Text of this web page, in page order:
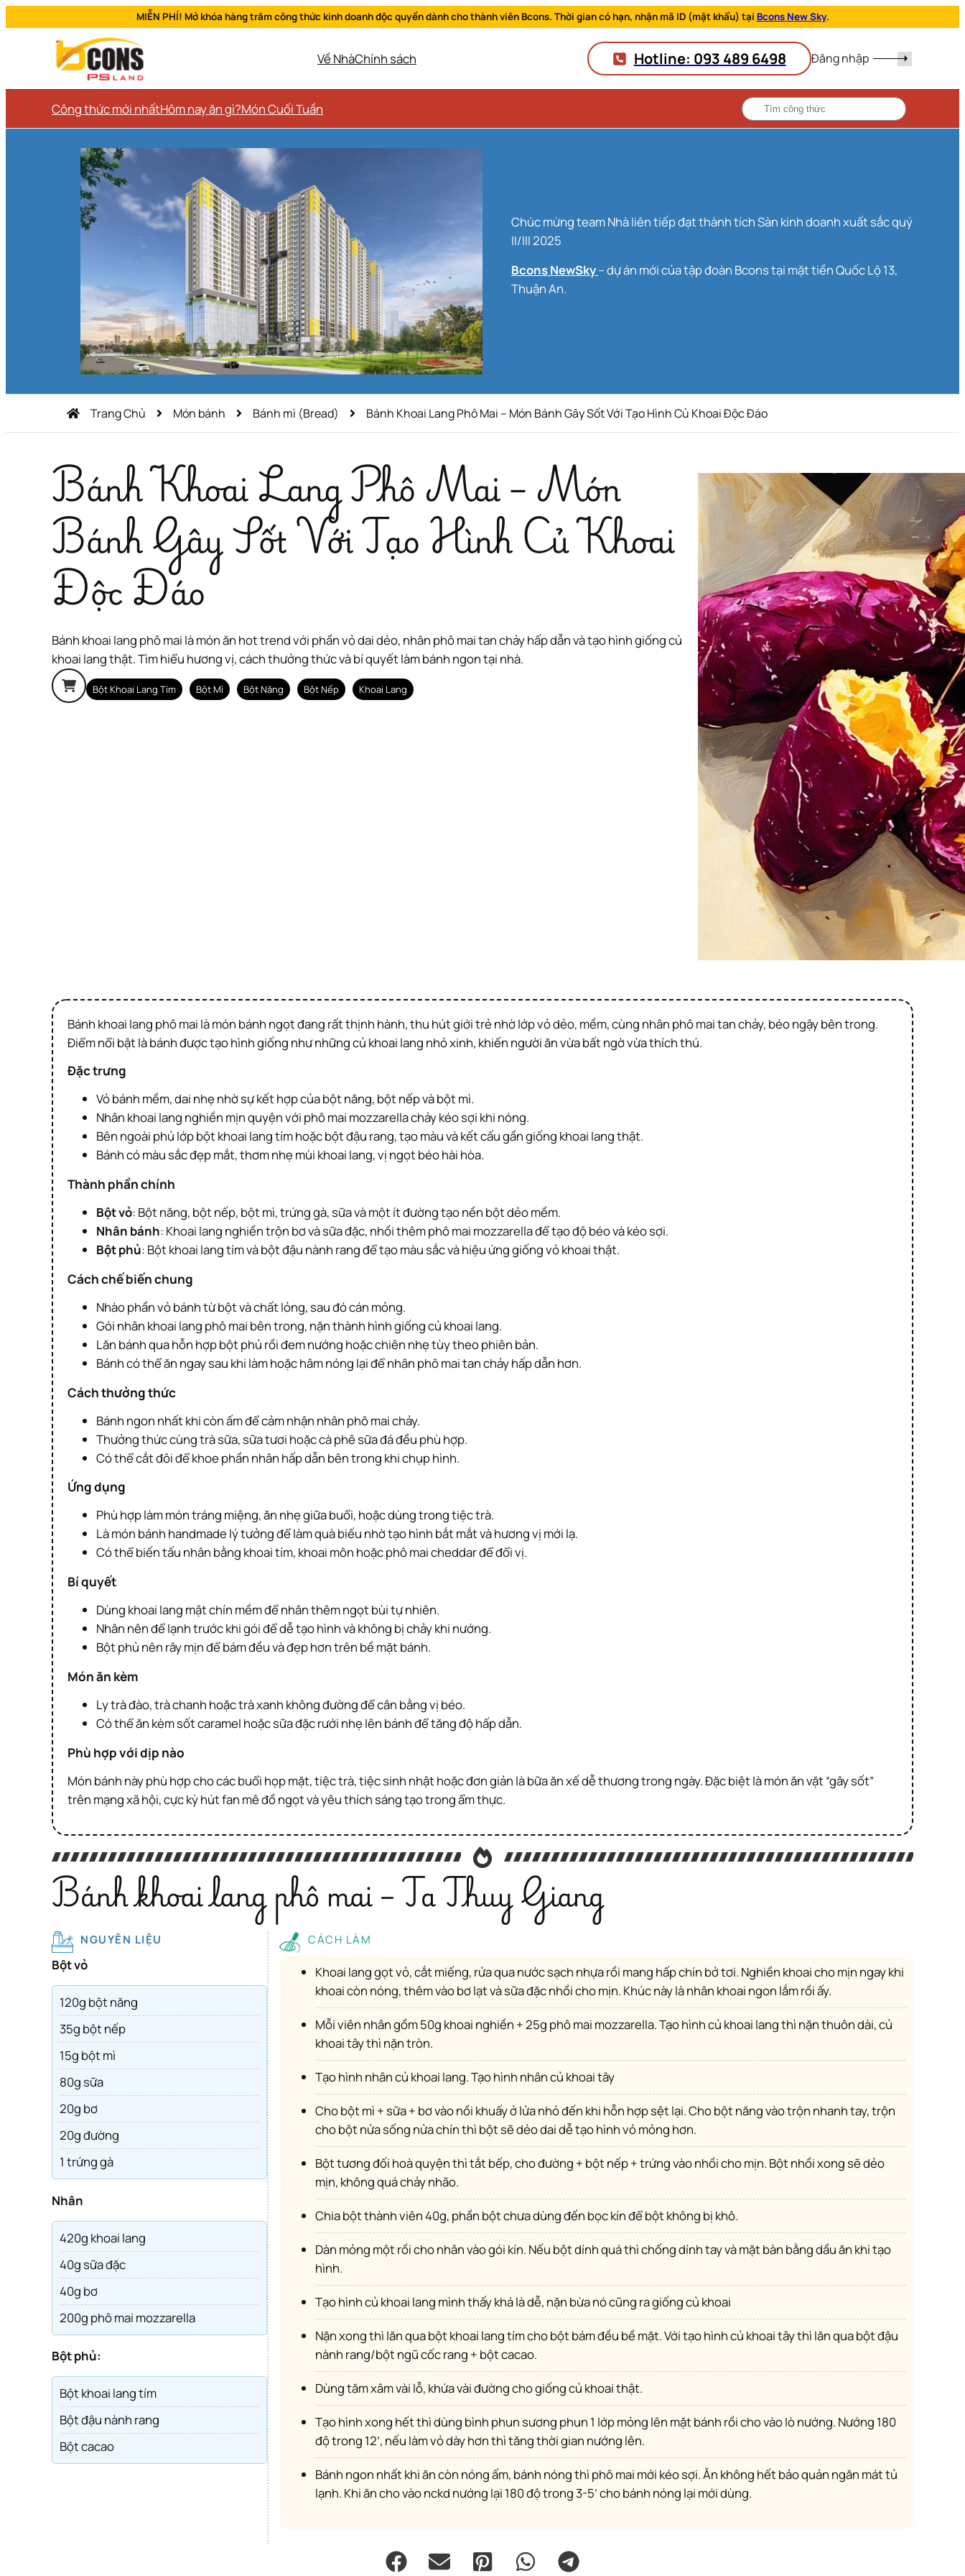
MIỄN PHÍ! Mở khóa hàng trăm công thức kinh doanh độc quyền dành cho thành viên Bcons. Thời gian có hạn, nhận mã ID (mật khẩu) tại Bcons New Sky.
Về NhàChính sách Hotline: 093 489 6498 Đăng nhập
Công thức mới nhấtHôm nay ăn gì?Món Cuối Tuần
Chúc mừng team Nhà liên tiếp đạt thành tích Sàn kinh doanh xuất sắc quý
II/III 2025
Bcons NewSky– dự án mới của tập đoàn Bcons tại mặt tiền Quốc Lộ 13,
Thuận An.
Trang Chủ Món bánh Bánh mì (Bread) Bánh Khoai Lang Phô Mai – Món Bánh Gây Sốt Với Tạo Hình Củ Khoai Độc Đáo
Bánh Khoai Lang Phô Mai – Món
Bánh Gây Sốt Với Tạo Hình Củ Khoai
Độc Đáo
Bánh khoai lang phô mai là món ăn hot trend với phần vỏ dai dẻo, nhân phô mai tan chảy hấp dẫn và tạo hình giống củ
khoai lang thật. Tìm hiểu hương vị, cách thưởng thức và bí quyết làm bánh ngon tại nhà.
Bột Khoai Lang Tím Bột Mì Bột Năng Bột Nếp Khoai Lang
Bánh khoai lang phô mai là món bánh ngọt đang rất thịnh hành, thu hút giới trẻ nhờ lớp vỏ dẻo, mềm, cùng nhân phô mai tan chảy, béo ngậy bên trong.
Điểm nổi bật là bánh được tạo hình giống như những củ khoai lang nhỏ xinh, khiến người ăn vừa bất ngờ vừa thích thú.
Đặc trưng
Vỏ bánh mềm, dai nhẹ nhờ sự kết hợp của bột năng, bột nếp và bột mì.
Nhân khoai lang nghiền mịn quyện với phô mai mozzarella chảy kéo sợi khi nóng.
Bên ngoài phủ lớp bột khoai lang tím hoặc bột đậu rang, tạo màu và kết cấu gần giống khoai lang thật.
Bánh có màu sắc đẹp mắt, thơm nhẹ mùi khoai lang, vị ngọt béo hài hòa.
Thành phần chính
Bột vỏ: Bột năng, bột nếp, bột mì, trứng gà, sữa và một ít đường tạo nền bột dẻo mềm.
Nhân bánh: Khoai lang nghiền trộn bơ và sữa đặc, nhồi thêm phô mai mozzarella để tạo độ béo và kéo sợi.
Bột phủ: Bột khoai lang tím và bột đậu nành rang để tạo màu sắc và hiệu ứng giống vỏ khoai thật.
Cách chế biến chung
Nhào phần vỏ bánh từ bột và chất lỏng, sau đó cán mỏng.
Gói nhân khoai lang phô mai bên trong, nặn thành hình giống củ khoai lang.
Lăn bánh qua hỗn hợp bột phủ rồi đem nướng hoặc chiên nhẹ tùy theo phiên bản.
Bánh có thể ăn ngay sau khi làm hoặc hâm nóng lại để nhân phô mai tan chảy hấp dẫn hơn.
Cách thưởng thức
Bánh ngon nhất khi còn ấm để cảm nhận nhân phô mai chảy.
Thưởng thức cùng trà sữa, sữa tươi hoặc cà phê sữa đá đều phù hợp.
Có thể cắt đôi để khoe phần nhân hấp dẫn bên trong khi chụp hình.
Ứng dụng
Phù hợp làm món tráng miệng, ăn nhẹ giữa buổi, hoặc dùng trong tiệc trà.
Là món bánh handmade lý tưởng để làm quà biếu nhờ tạo hình bắt mắt và hương vị mới lạ.
Có thể biến tấu nhân bằng khoai tím, khoai môn hoặc phô mai cheddar để đổi vị.
Bí quyết
Dùng khoai lang mật chín mềm để nhân thêm ngọt bùi tự nhiên.
Nhân nên để lạnh trước khi gói để dễ tạo hình và không bị chảy khi nướng.
Bột phủ nên rây mịn để bám đều và đẹp hơn trên bề mặt bánh.
Món ăn kèm
Ly trà đào, trà chanh hoặc trà xanh không đường để cân bằng vị béo.
Có thể ăn kèm sốt caramel hoặc sữa đặc rưới nhẹ lên bánh để tăng độ hấp dẫn.
Phù hợp với dịp nào
Món bánh này phù hợp cho các buổi họp mặt, tiệc trà, tiệc sinh nhật hoặc đơn giản là bữa ăn xế dễ thương trong ngày. Đặc biệt là món ăn vặt “gây sốt”
trên mạng xã hội, cực kỳ hút fan mê đồ ngọt và yêu thích sáng tạo trong ẩm thực.
Bánh khoai lang phô mai – Ta Thuy Giang
NGUYÊN LIỆU
Bột vỏ
120g bột năng
35g bột nếp
15g bột mì
80g sữa
20g bơ
20g đường
1 trứng gà
Nhân
420g khoai lang
40g sữa đặc
40g bơ
200g phô mai mozzarella
Bột phủ:
Bột khoai lang tím
Bột đậu nành rang
Bột cacao
CÁCH LÀM
Khoai lang gọt vỏ, cắt miếng, rửa qua nước sạch nhựa rồi mang hấp chín bở tơi. Nghiền khoai cho mịn ngay khi
khoai còn nóng, thêm vào bơ lạt và sữa đặc nhồi cho mịn. Khúc này là nhân khoai ngon lắm rồi ấy.
Mỗi viên nhân gồm 50g khoai nghiền + 25g phô mai mozzarella. Tạo hình củ khoai lang thì nặn thuôn dài, củ
khoai tây thì nặn tròn.
Tạo hình nhân củ khoai lang. Tạo hình nhân củ khoai tây
Cho bột mì + sữa + bơ vào nồi khuấy ở lửa nhỏ đến khi hỗn hợp sệt lại. Cho bột năng vào trộn nhanh tay, trộn
cho bột nửa sống nửa chín thì bột sẽ dẻo dai dễ tạo hình vỏ mỏng hơn.
Bột tương đối hoà quyện thì tắt bếp, cho đường + bột nếp + trứng vào nhồi cho mịn. Bột nhồi xong sẽ dẻo
mịn, không quá chảy nhão.
Chia bột thành viên 40g, phần bột chưa dùng đến bọc kín để bột không bị khô.
Dàn mỏng một rồi cho nhân vào gói kín. Nếu bột dính quá thì chống dính tay và mặt bàn bằng dầu ăn khi tạo
hình.
Tạo hình củ khoai lang mình thấy khá là dễ, nặn bừa nó cũng ra giống củ khoai
Nặn xong thì lăn qua bột khoai lang tím cho bột bám đều bề mặt. Với tạo hình củ khoai tây thì lăn qua bột đậu
nành rang/bột ngũ cốc rang + bột cacao.
Dùng tăm xâm vài lỗ, khứa vài đường cho giống củ khoai thật.
Tạo hình xong hết thì dùng bình phun sương phun 1 lớp mỏng lên mặt bánh rồi cho vào lò nướng. Nướng 180
độ trong 12’, nếu làm vỏ dày hơn thì tăng thời gian nướng lên.
Bánh ngon nhất khi ăn còn nóng ấm, bánh nóng thì phô mai mới kéo sợi. Ăn không hết bảo quản ngăn mát tủ
lạnh. Khi ăn cho vào nckd nướng lại 180 độ trong 3-5’ cho bánh nóng lại mới dùng.